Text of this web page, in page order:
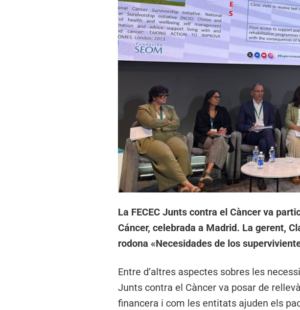
La FECEC Junts contra el Càncer va
Cáncer, celebrada a Madrid. La gerent,
rodona «Necesidades de los
Entre d’altres aspectes sobres les
Junts contra el Càncer va posar de
financera i com les entitats ajuden els